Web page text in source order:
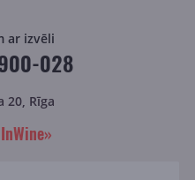
ar izvēli
028
20, Rīga